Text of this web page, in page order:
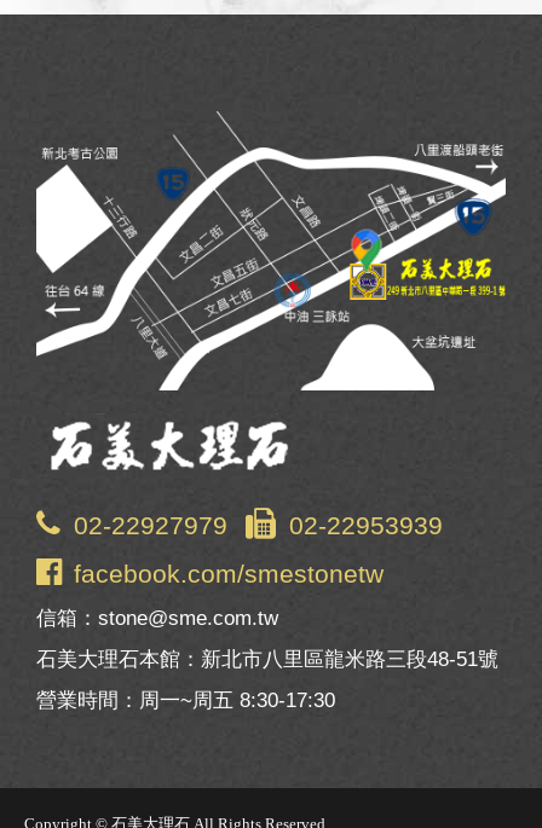
02-22927979
02-22953939
facebook.com/smestonetw
信箱：stone@sme.com.tw
石美大理石本館：新北市八里區龍米路三段48-51號
營業時間：周一~周五 8:30-17:30
Copyright © 石美大理石 All Rights Reserved.